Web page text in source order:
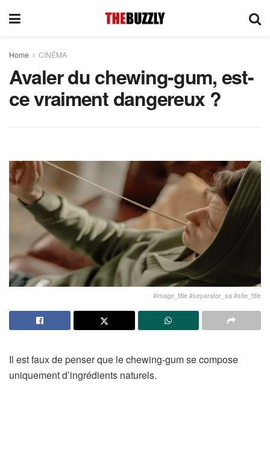
Home CINÉMA
Avaler du chewing-gum, est-
ce vraiment dangereux ?
#image_title #separator_sa #site_title
Il est faux de penser que le chewing-gum se compose
uniquement d’ingrédients naturels.